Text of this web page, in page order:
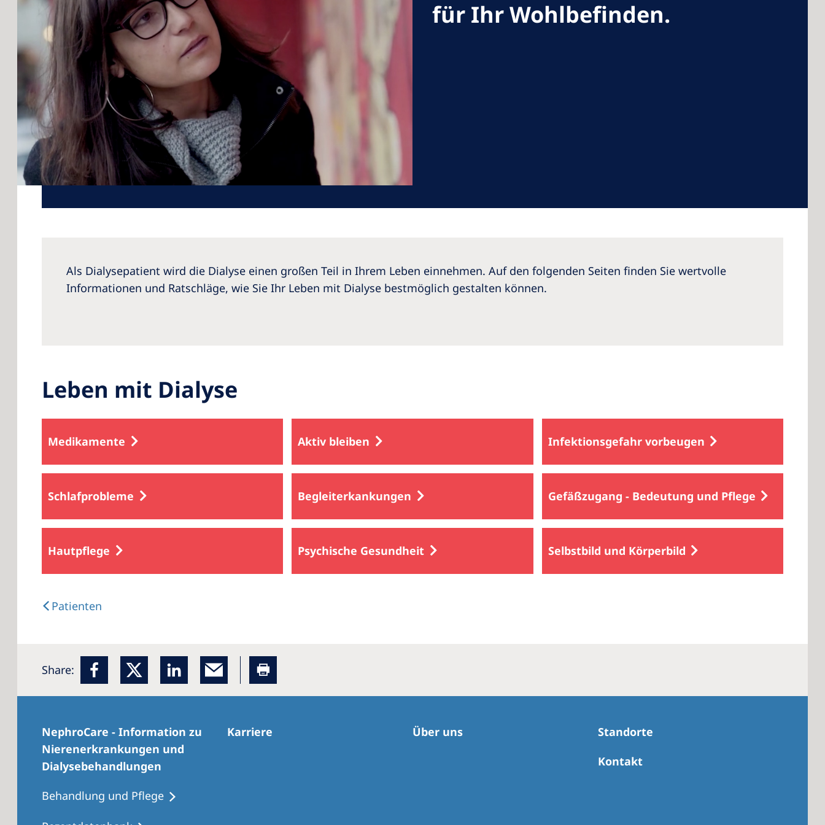
Romania
Russia
Australia
NephroCare International
für Ihr Wohlbefinden.
Als Dialysepatient wird die Dialyse einen großen Teil in Ihrem Leben einnehmen. Auf den folgenden Seiten finden Sie wertvolle
Informationen und Ratschläge, wie Sie Ihr Leben mit Dialyse bestmöglich gestalten können.
Leben mit Dialyse
Medikamente Aktiv bleiben Infektionsgefahr vorbeugen
Schlafprobleme Begleiterkankungen Gefäßzugang - Bedeutung und Pflege
Hautpflege Psychische Gesundheit Selbstbild und Körperbild
Patienten
Share:
NephroCare - Information zu
Nierenerkrankungen und
Dialysebehandlungen
Behandlung und Pflege
Karriere Über uns
Standorte
Kontakt